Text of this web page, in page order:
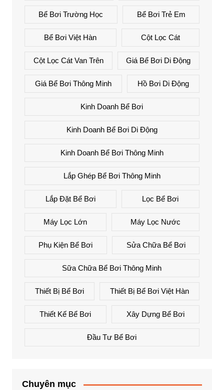
Bể Bơi Trường Học Bể Bơi Trẻ Em
Bể Bơi Việt Hàn Cột Lọc Cát
Cột Lọc Cát Van Trên Giá Bể Bơi Di Động
Giá Bể Bơi Thông Minh Hồ Bơi Di Động
Kinh Doanh Bể Bơi
Kinh Doanh Bể Bơi Di Động
Kinh Doanh Bể Bơi Thông Minh
Lắp Ghép Bể Bơi Thông Minh
Lắp Đặt Bể Bơi Lọc Bể Bơi
Máy Lọc Lớn Máy Lọc Nước
Phụ Kiện Bể Bơi Sửa Chữa Bể Bơi
Sữa Chữa Bể Bơi Thông Minh
Thiết Bị Bể Bơi Thiết Bị Bể Bơi Việt Hàn
Thiết Kế Bể Bơi Xây Dựng Bể Bơi
Đầu Tư Bể Bơi
Chuyên mục